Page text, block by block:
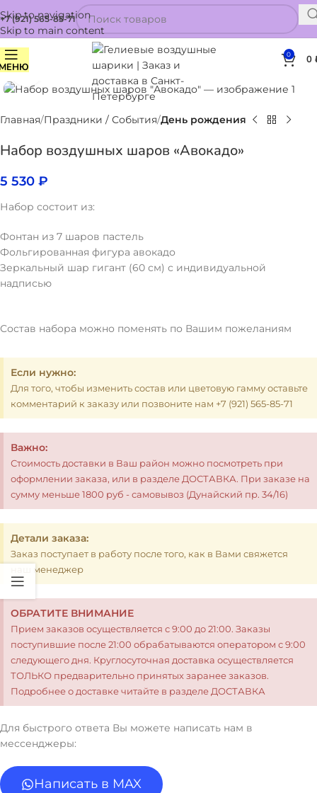
Skip to navigation
Skip to main content
+7 (921) 565-85-71
0 0
Нажмите, чтобы увеличить
Главная Праздники / События День рождения
Набор воздушных шаров «Авокадо»
5 530 ₽
Набор состоит из:
Фонтан из 7 шаров пастель
Фольгированная фигура авокадо
Зеркальный шар гигант (60 см) с индивидуальной
надписью
Состав набора можно поменять по Вашим пожеланиям
Если нужно:
Для того, чтобы изменить состав или цветовую гамму оставьте
комментарий к заказу или позвоните нам +7 (921) 565-85-71
Важно:
Стоимость доставки в Ваш район можно посмотреть при
оформлении заказа, или в разделе ДОСТАВКА. При заказе на
сумму меньше 1800 руб - самовывоз (Дунайский пр. 34/16)
Детали заказа:
Заказ поступает в работу после того, как в Вами свяжется
наш менеджер
ОБРАТИТЕ ВНИМАНИЕ
Прием заказов осуществляется с 9:00 до 21:00. Заказы
поступившие после 21:00 обрабатываются оператором с 9:00
следующего дня. Круглосуточная доставка осуществляется
ТОЛЬКО предварительно принятых заранее заказов.
Подробнее о доставке читайте в разделе ДОСТАВКА
Для быстрого ответа Вы можете написать нам в
мессенджеры:
Написать в MAX